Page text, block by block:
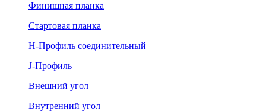
Финишная планка
Стартовая планка
Н-Профиль соединительный
J-Профиль
Внешний угол
Внутренний угол